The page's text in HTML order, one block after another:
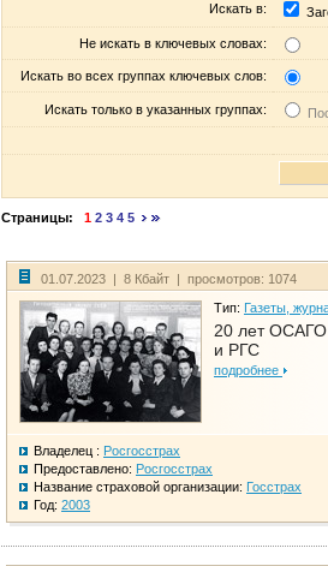
Искать в:
Не искать в ключевых словах:
Искать во всех группах ключевых слов:
Искать только в указанных группах:
Страницы: 1 2 3 4 5
01.07.2023 | 8 Кбайт | просмотров: 1074
Тип: Газеты,
20 лет
и РГС
подробнее
Владелец : Росгосстрах
Предоставлено: Росгосстрах
Название страховой организации: Госстрах
Год: 2003